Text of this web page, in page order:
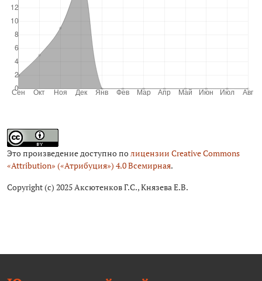
Это произведение доступно полицензии Creative Commons
«Attribution» («Атрибуция») 4.0 Всемирная.
Copyright (c) 2025 Аксютенков Г.С., Князева Е.В.